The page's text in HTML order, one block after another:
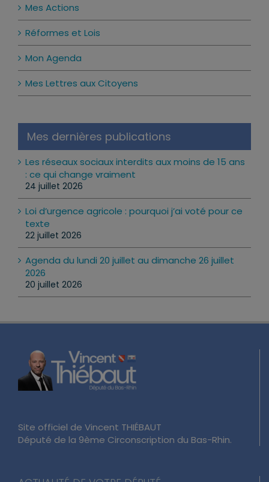
Mes Actions
Réformes et Lois
Mon Agenda
Mes Lettres aux Citoyens
Mes dernières publications
Les réseaux sociaux interdits aux moins de 15 ans
: ce qui change vraiment
24 juillet 2026
Loi d’urgence agricole : pourquoi j’ai voté pour ce
texte
22 juillet 2026
Agenda du lundi 20 juillet au dimanche 26 juillet
2026
20 juillet 2026
Site officiel de Vincent THIÉBAUT
Député de la 9ème Circonscription du Bas-Rhin.